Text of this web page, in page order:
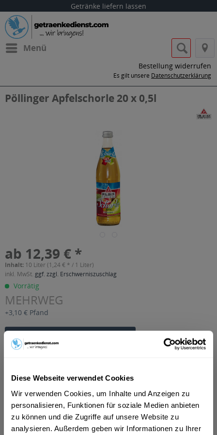
Diese Webseite verwendet Cookies
Wir verwenden Cookies, um Inhalte und Anzeigen zu
personalisieren, Funktionen für soziale Medien anbieten
zu können und die Zugriffe auf unsere Website zu
analysieren. Außerdem geben wir Informationen zu Ihrer
Getränke liefern lassen
Menü
Bestellung widerrufen
Es gilt unsere Datenschutzerklärung
Pöllinger Apfelschorle 20 x 0,5l
ab 12,39 € *
Inhalt: 10 Liter (1,24 € * / 1 Liter)
inkl. MwSt. ggf. zzgl. Erschwerniszuschlag
Vorrätig
MEHRWEG
+3,10 € Pfand
Verfügbar in:
Beschreibung
mehr
"Pöllinger Apfelschorle 20 x 0,5l"